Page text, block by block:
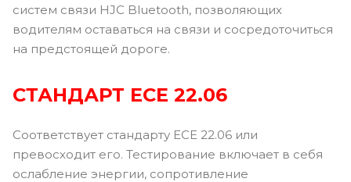
систем связи HJC Bluetooth, позволяющих
водителям оставаться на связи и сосредоточиться
на предстоящей дороге.
СТАНДАРТ ЕСЕ 22.06
Соответствует стандарту ECE 22.06 или
превосходит его. Тестирование включает в себя
ослабление энергии, сопротивление